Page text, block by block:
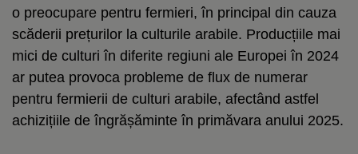
o preocupare pentru fermieri, în principal din cauza
scăderii prețurilor la culturile arabile. Producțiile mai
mici de culturi în diferite regiuni ale Europei în 2024
ar putea provoca probleme de flux de numerar
pentru fermierii de culturi arabile, afectând astfel
achizițiile de îngrășăminte în primăvara anului 2025.